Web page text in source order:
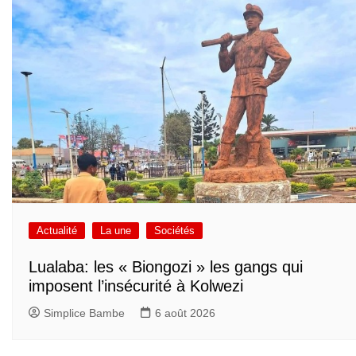
Actualité La une Sociétés
Lualaba: les « Biongozi » les gangs qui
imposent l’insécurité à Kolwezi
Simplice Bambe 6 août 2026